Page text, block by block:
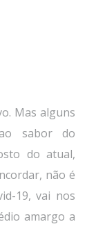
Mas alguns
sabor do
do atual,
não é
19, vai nos
amargo a